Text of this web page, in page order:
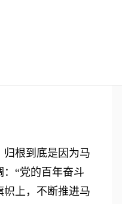
根到底是因为马
“党的百年奋斗
帜上，不断推进马